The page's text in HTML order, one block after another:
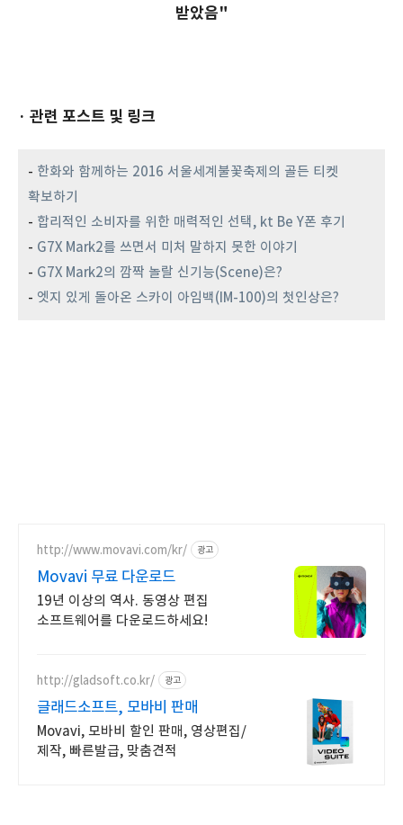
받았음"
· 관련 포스트 및 링크
- 한화와 함께하는 2016 서울세계불꽃축제의 골든 티켓
확보하기
- 합리적인 소비자를 위한 매력적인 선택, kt Be Y폰 후기
- G7X Mark2를 쓰면서 미처 말하지 못한 이야기
- G7X Mark2의 깜짝 놀랄 신기능(Scene)은?
- 엣지 있게 돌아온 스카이 아임백(IM-100)의 첫인상은?
http://www.movavi.com/kr/ 광고
Movavi 무료 다운로드
19년 이상의 역사. 동영상 편집
소프트웨어를 다운로드하세요!
http://gladsoft.co.kr/ 광고
글래드소프트, 모바비 판매
Movavi, 모바비 할인 판매, 영상편집/
제작, 빠른발급, 맞춤견적